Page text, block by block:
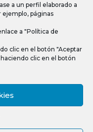
a un perfil elaborado a
ejemplo, páginas
a "Política de
clic en el botón "Aceptar
clic en el botón
en las Ligas
CF-FC
viaje
del Derecho